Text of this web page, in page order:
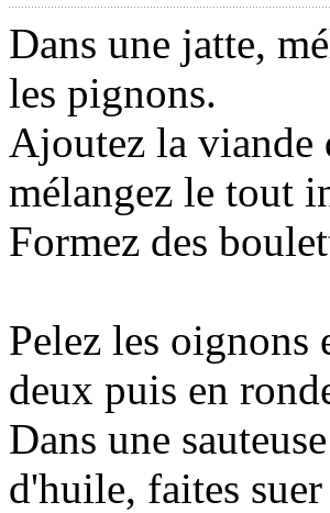
Dans une jatte,
les pignons.
Ajoutez la viande
mélangez le tout
Formez des
Pelez les oignons
deux puis en
Dans une
d'huile, faites